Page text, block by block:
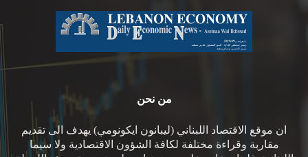
من نحن
ان موقع الاقتصاد اللبناني (ليبانون ايكونومي) يهدف الى تقديم
مقاربة وقراءة مختلفة لكافة الشؤون الاقتصادية ولا سيما